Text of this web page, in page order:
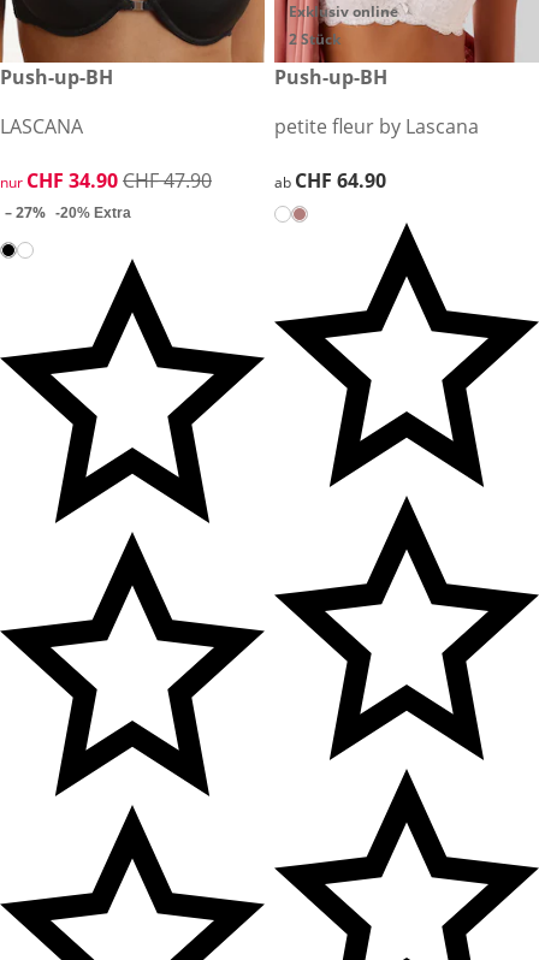
reduzierter Preis CHF 34.90, vorheriger Preis: CHF 47.90
-27%
Push-up-BH
LASCANA
reduzierter Preis CHF 34.90, vorheriger Preis: CHF 47.90
nur CHF 34.90CHF 47.90
– 27% -20% Extra
Exklusiv online
2 Stück
CHF 64.90
Push-up-BH
petite fleur by Lascana
CHF 64.90
ab CHF 64.90